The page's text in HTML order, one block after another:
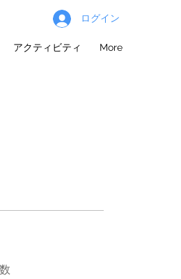
ログイン
アクティビティ More